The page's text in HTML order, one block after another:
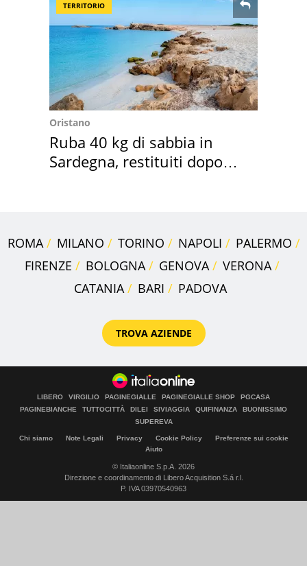
TERRITORIO
Oristano
Ruba 40 kg di sabbia in
Sardegna, restituiti dopo
ROMA MILANO TORINO NAPOLI
PALERMO
FIRENZE
BOLOGNA GENOVA
VERONA
CATANIA
BARI PADOVA
TROVA AZIENDE
LIBERO VIRGILIO PAGINEGIALLE PAGINEGIALLE SHOP
PGCASA
PAGINEBIANCHE
TUTTOCITTÀ DILEI SIVIAGGIA QUIFINANZA
BUONISSIMO
SUPEREVA
Chi siamo Note Legali Privacy Cookie Policy
Preferenze sui cookie
Aiuto
© Italiaonline S.p.A. 2026
Direzione e coordinamento di Libero Acquisition S.á r.l.
P. IVA 03970540963